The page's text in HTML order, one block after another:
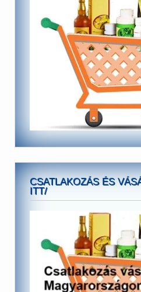
CSATLAKOZÁS ÉS
ITT/